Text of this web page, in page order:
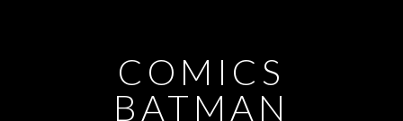
COMICS
BATMAN